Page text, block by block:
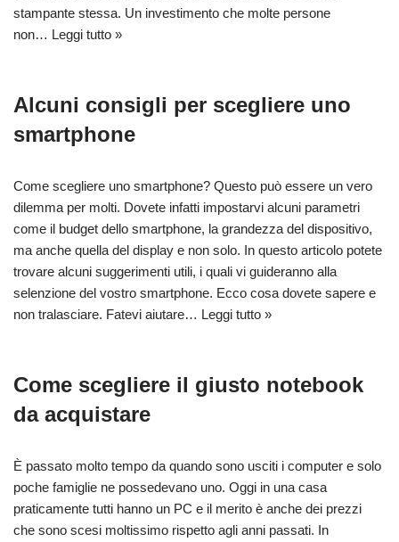
stampante stessa. Un investimento che molte persone
non… Leggi tutto »
Alcuni consigli per scegliere uno
smartphone
Come scegliere uno smartphone? Questo può essere un vero
dilemma per molti. Dovete infatti impostarvi alcuni parametri
come il budget dello smartphone, la grandezza del dispositivo,
ma anche quella del display e non solo. In questo articolo potete
trovare alcuni suggerimenti utili, i quali vi guideranno alla
selenzione del vostro smartphone. Ecco cosa dovete sapere e
non tralasciare. Fatevi aiutare… Leggi tutto »
Come scegliere il giusto notebook
da acquistare
È passato molto tempo da quando sono usciti i computer e solo
poche famiglie ne possedevano uno. Oggi in una casa
praticamente tutti hanno un PC e il merito è anche dei prezzi
che sono scesi moltissimo rispetto agli anni passati. In